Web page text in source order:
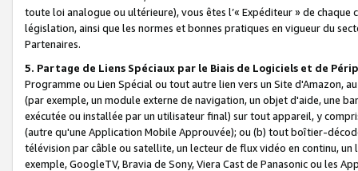
toute loi analogue ou ultérieure), vous êtes l’« Expéditeur » de
législation, ainsi que les normes et bonnes pratiques en vigueur du
Partenaires.
5. Partage de Liens Spéciaux par le Biais de Logiciels et de
Programme ou Lien Spécial ou tout autre lien vers un Site d'Amazon,
(par exemple, un module externe de navigation, un objet d'aide, une
exécutée ou installée par un utilisateur final) sur tout appareil, y
(autre qu'une Application Mobile Approuvée); ou (b) tout boîtier-
télévision par câble ou satellite, un lecteur de flux vidéo en continu,
exemple, GoogleTV, Bravia de Sony, Viera Cast de Panasonic ou les